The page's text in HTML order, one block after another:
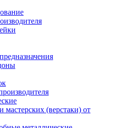
(верстаки) от